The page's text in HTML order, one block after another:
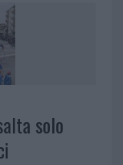
solo